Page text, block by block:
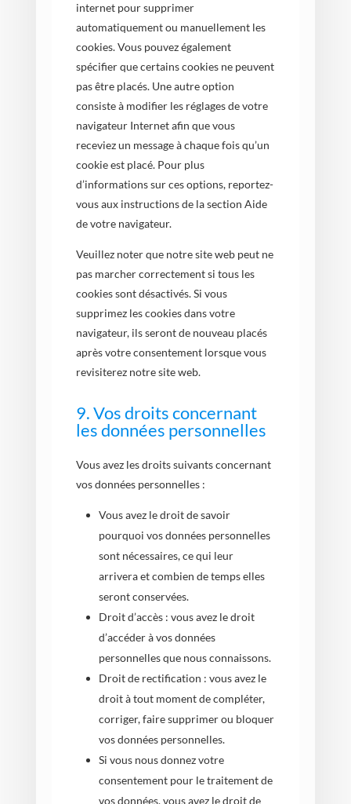
internet pour supprimer
automatiquement ou manuellement les
cookies. Vous pouvez également
spécifier que certains cookies ne peuvent
pas être placés. Une autre option
consiste à modifier les réglages de votre
navigateur Internet afin que vous
receviez un message à chaque fois qu’un
cookie est placé. Pour plus
d’informations sur ces options, reportez-
vous aux instructions de la section Aide
de votre navigateur.
Veuillez noter que notre site web peut ne
pas marcher correctement si tous les
cookies sont désactivés. Si vous
supprimez les cookies dans votre
navigateur, ils seront de nouveau placés
après votre consentement lorsque vous
revisiterez notre site web.
9. Vos droits concernant
les données personnelles
Vous avez les droits suivants concernant
vos données personnelles :
Vous avez le droit de savoir
pourquoi vos données personnelles
sont nécessaires, ce qui leur
arrivera et combien de temps elles
seront conservées.
Droit d’accès : vous avez le droit
d’accéder à vos données
personnelles que nous connaissons.
Droit de rectification : vous avez le
droit à tout moment de compléter,
corriger, faire supprimer ou bloquer
vos données personnelles.
Si vous nous donnez votre
consentement pour le traitement de
vos données, vous avez le droit de